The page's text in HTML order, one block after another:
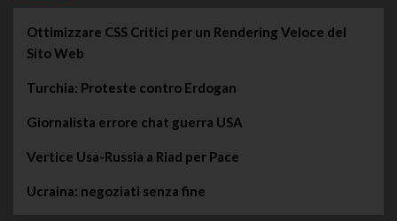
Ottimizzare CSS Critici per un Rendering Veloce del
Sito Web
Turchia: Proteste contro Erdogan
Giornalista errore chat guerra USA
Vertice Usa-Russia a Riad per Pace
Ucraina: negoziati senza fine